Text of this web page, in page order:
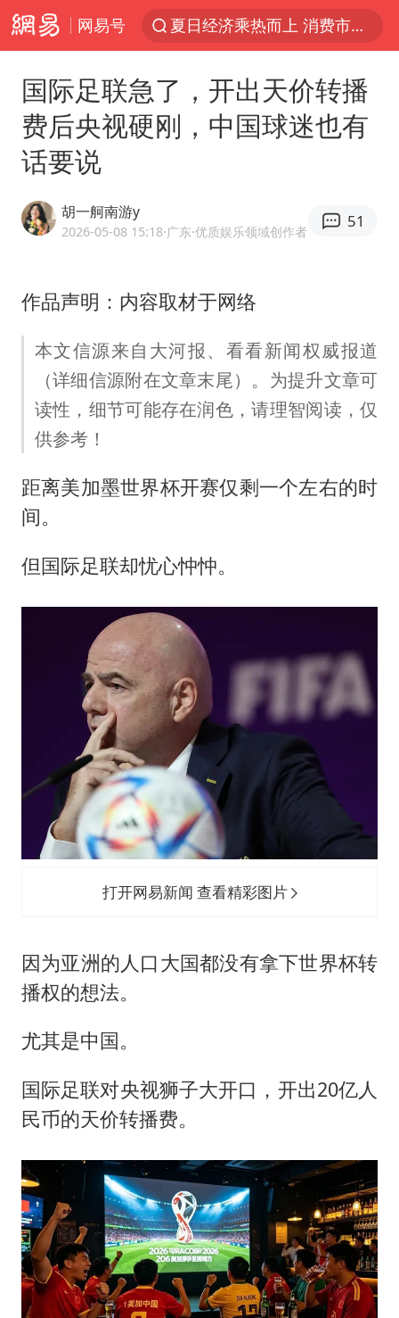
网易号
江西警方通报：一男子酒驾致7人受伤
以拒绝“和平委员会”的加沙和平计划
王传君 《披荆斩棘》
肖国栋晋级 特鲁姆普爆冷出局
以军士兵把枪口对准中国记者
上门女婿出轨女邻居多年被判重婚罪
暑期研学游升温 在旅途中增长知识
国际足联急了，开出天价转播
费后央视硬刚，中国球迷也有
话要说
胡一舸南游y
2026-05-08 15:18·广东·优质娱乐领域创作者
51
作品声明：内容取材于网络
本文信源来自大河报、看看新闻权威报道
（详细信源附在文章末尾）。为提升文章可
读性，细节可能存在润色，请理智阅读，仅
供参考！
距离美加墨世界杯开赛仅剩一个左右的时
间。
但国际足联却忧心忡忡。
打开网易新闻 查看精彩图片
因为亚洲的人口大国都没有拿下世界杯转
播权的想法。
尤其是中国。
国际足联对央视狮子大开口，开出20亿人
民币的天价转播费。